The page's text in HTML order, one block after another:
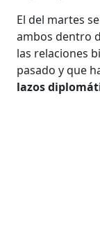
El del martes
ambos dentro
las relaciones
pasado y que
lazos